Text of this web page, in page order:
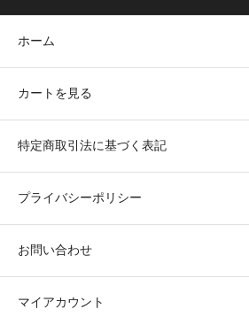
ホーム
カートを見る
特定商取引法に基づく表記
プライバシーポリシー
お問い合わせ
マイアカウント